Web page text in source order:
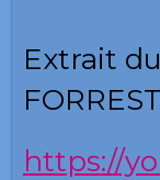
Extrait
https://